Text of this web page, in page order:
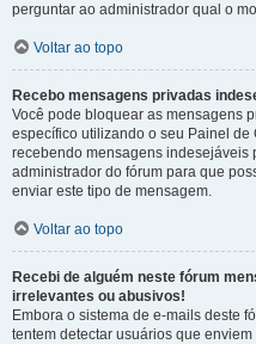
perguntar ao administrador qual o
Voltar ao topo
Recebo mensagens privadas
Você pode bloquear as mensagens
específico utilizando o seu Painel
recebendo mensagens indesejáveis
administrador do fórum para que
enviar este tipo de mensagem.
Voltar ao topo
Recebi de alguém neste fórum
irrelevantes ou abusivos!
Embora o sistema de e-mails deste
tentem detectar usuários que